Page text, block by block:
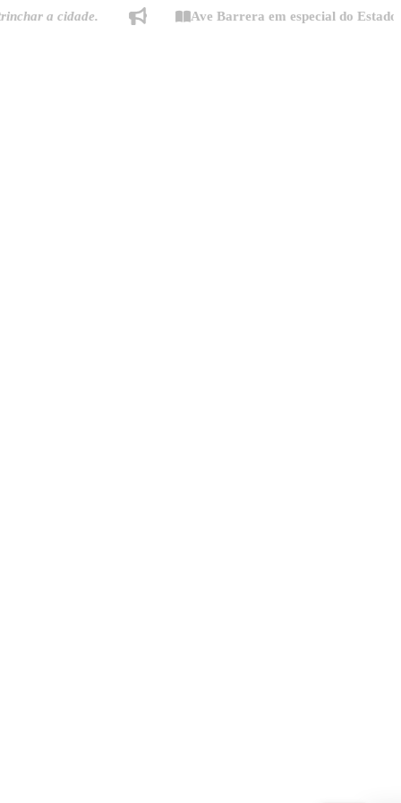
cidade. Ave Barrera em especial do Estado de